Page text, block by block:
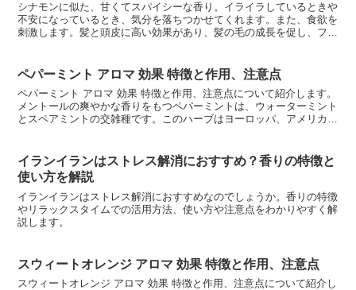
シナモンに似た、甘くてスパイシーな香り。イライラしているときや
不安になっているとき、気分を落ちつかせてくれます。また、食欲を
刺激します。髪と頭皮に高い効果があり、髪の毛の成長を促し、フケ
ペパーミント アロマ 効果 特徴と作用、注意点
ペパーミント アロマ 効果 特徴と作用、注意点について紹介します。
メントールの爽やかな香りをもつペパーミントは、ウォーターミント
とスペアミントの交雑種です。このハーブはヨーロッパ、アメリカな
イランイランはストレス解消におすすめ？香りの特徴と
使い方を解説
イランイランはストレス解消におすすめなのでしょうか。香りの特徴
やリラックスタイムでの活用方法、使い方や注意点をわかりやすく解
説します。
スウィートオレンジ アロマ 効果 特徴と作用、注意点
スウィートオレンジ アロマ 効果 特徴と作用、注意点について紹介し